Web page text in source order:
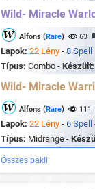
Wild- Miracle
Alfons (Rare) 63
Lapok: 22 Lény - 8 Spell
Típus: Combo - Készült:
Wild- Miracle
Alfons (Rare) 111
Lapok: 22 Lény - 6 Spell
Típus: Midrange -
Összes pakli